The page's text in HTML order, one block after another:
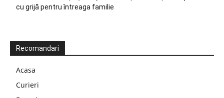
cu grijă pentru întreaga familie
Recomandari
Acasa
Curieri